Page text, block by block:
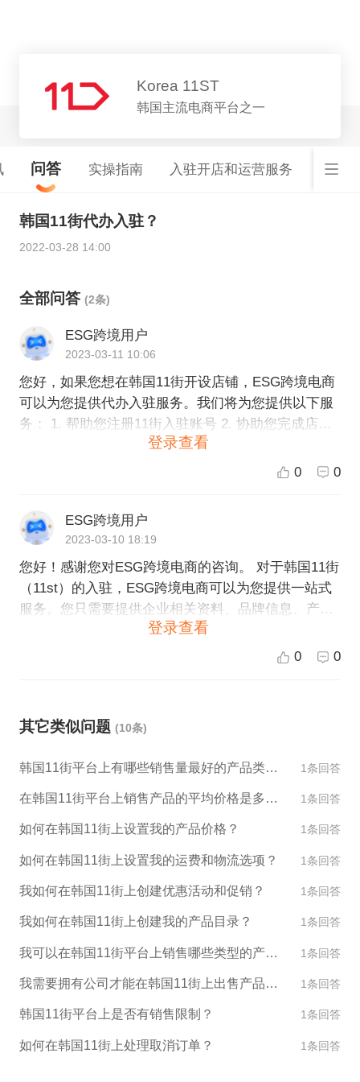
Korea 11ST
韩国主流电商平台之一
问答 实操指南 入驻开店和运营服务 韩国
韩国11街代办入驻？
2022-03-28 14:00
全部问答 (2条)
ESG跨境用户
2023-03-11 10:06
您好，如果您想在韩国11街开设店铺，ESG跨境电商
可以为您提供代办入驻服务。我们将为您提供以下服
务： 1. 帮助您注册11街入驻账号 2. 协助您完成店铺
资料提交和审核 3. 为您提供平台操作培训和技术支持
4. 提供市场分析和推广等服务，帮助您在韩国11街上
登录查看
0 0
ESG跨境用户
2023-03-10 18:19
您好！感谢您对ESG跨境电商的咨询。 对于韩国11街
（11st）的入驻，ESG跨境电商可以为您提供一站式
服务。您只需要提供企业相关资料、品牌信息、产品
信息等，我们的专业团队就可以为您完成韩国11街的
或其他跨境电商平台，欢迎联系我们，我们将为您提
登录查看
0 0
其它类似问题 (10条)
韩国11街平台上有哪些销售量最好的产品类别？ 1条回答
在韩国11街平台上销售产品的平均价格是多少？ 1条回答
如何在韩国11街上设置我的产品价格？ 1条回答
如何在韩国11街上设置我的运费和物流选项？ 1条回答
我如何在韩国11街上创建优惠活动和促销？ 1条回答
我如何在韩国11街上创建我的产品目录？ 1条回答
我可以在韩国11街平台上销售哪些类型的产品？ 1条回答
我需要拥有公司才能在韩国11街上出售产品吗？ 1条回答
韩国11街平台上是否有销售限制？ 1条回答
如何在韩国11街上处理取消订单？ 1条回答